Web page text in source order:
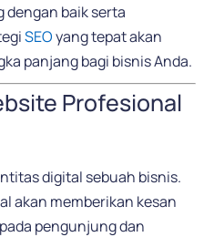
dengan baik serta
SEOyang tepat akan
panjang bagi bisnis Anda.
Profesional
digital sebuah bisnis.
akan memberikan kesan
pengunjung dan